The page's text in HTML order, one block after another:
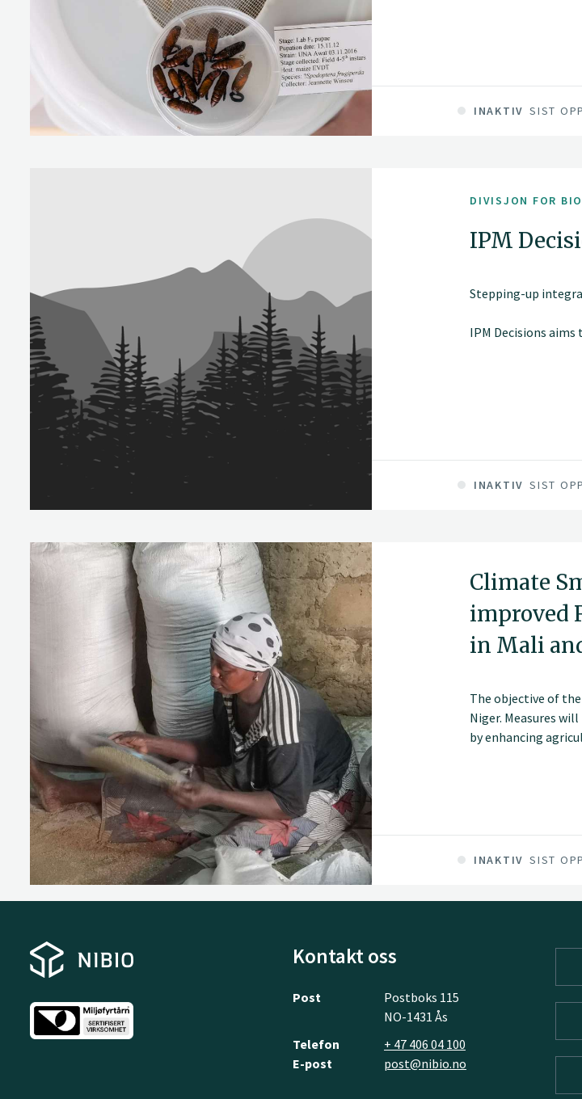
INAKTIV SIST
DIVISJON FOR
IPM
Stepping-up
IPM Decisions
INAKTIV SIST
Climate
improved
in Mali
The objective of
Niger. Measures
by enhancing
INAKTIV SIST
Kontakt oss
Post
Postboks 115
NO-1431 Ås
Telefon
+ 47 406 04 100
E-post
post@nibio.no